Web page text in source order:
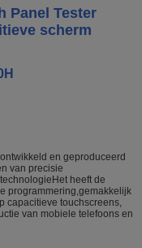
Panel Tester
scherm
en geproduceerd
van precisie
heeft de
programmering,gemakkelijk
capacitieve touchscreens,
van mobiele telefoons en